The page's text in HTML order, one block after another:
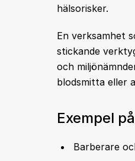
hälsorisker.
En verksamhet
stickande
och
blodsmitta eller
Exempel
Barberare